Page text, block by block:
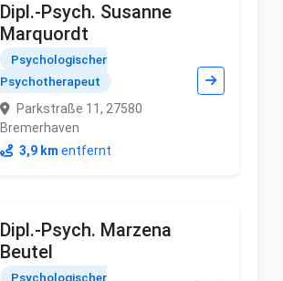
Dipl.-Psych. Susanne
Marquordt
Psychologischer
Psychotherapeut
Parkstraße 11, 27580
Bremerhaven
3,9 km entfernt
Dipl.-Psych. Marzena
Beutel
Psychologischer